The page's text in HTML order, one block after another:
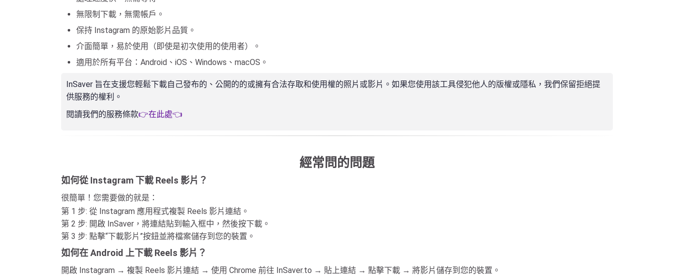
無限制下載，無需帳戶。
保持 Instagram 的原始影片品質。
介面簡單，易於使用（即使是初次使用的使用者）。
適用於所有平台：Android、iOS、Windows、macOS。
InSaver 旨在支援您輕鬆下載自己發布的、公開的的或擁有合法存取和使用權的照片或影片。如果您使用該工具侵犯他人的版權或隱私，我們保留拒絕提
供服務的權利。
閱讀我們的服務條款👉在此處👈
經常問的問題
如何從 Instagram 下載 Reels 影片？
很簡單！您需要做的就是：
第 1 步: 從 Instagram 應用程式複製 Reels 影片連結。
第 2 步: 開啟 InSaver，將連結貼到輸入框中，然後按下載。
第 3 步: 點擊“下載影片”按鈕並將檔案儲存到您的裝置。
如何在 Android 上下載 Reels 影片？
開啟 Instagram → 複製 Reels 影片連結 → 使用 Chrome 前往 InSaver.to → 貼上連結 → 點擊下載 → 將影片儲存到您的裝置。